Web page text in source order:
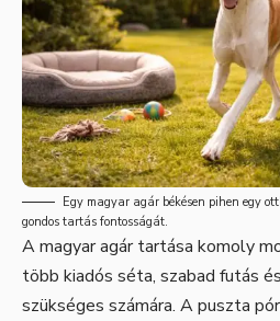
Egy magyar agár békésen pihen egy
gondos tartás fontosságát.
A magyar agár tartása komoly
több kiadós séta, szabad futás
szükséges számára. A puszta